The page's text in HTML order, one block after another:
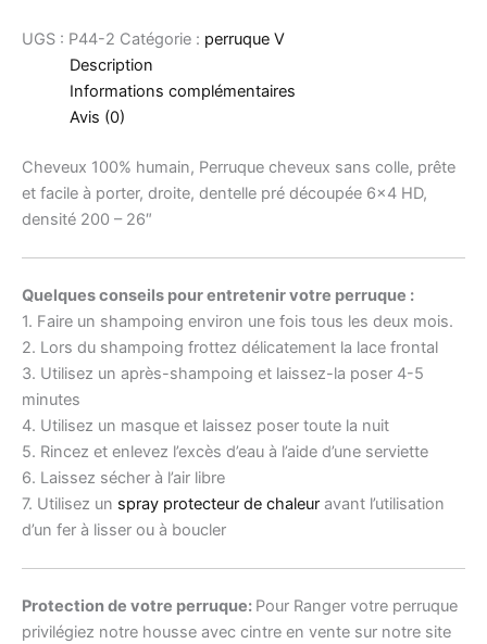
UGS : P44-2 Catégorie : perruque V
Description
Informations complémentaires
Avis (0)
Cheveux 100% humain, Perruque cheveux sans colle, prête
et facile à porter, droite, dentelle pré découpée 6×4 HD,
densité 200 – 26″
Quelques conseils pour entretenir votre perruque :
1. Faire un shampoing environ une fois tous les deux mois.
2. Lors du shampoing frottez délicatement la lace frontal
3. Utilisez un après-shampoing et laissez-la poser 4-5
minutes
4. Utilisez un masque et laissez poser toute la nuit
5. Rincez et enlevez l’excès d’eau à l’aide d’une serviette
6. Laissez sécher à l’air libre
7. Utilisez un spray protecteur de chaleur avant l’utilisation
d’un fer à lisser ou à boucler
Protection de votre perruque: Pour Ranger votre perruque
privilégiez notre housse avec cintre en vente sur notre site